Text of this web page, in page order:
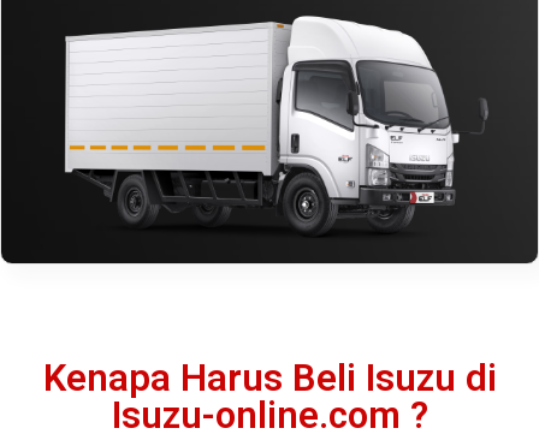
Kenapa Harus Beli Isuzu di
Isuzu-online.com ?